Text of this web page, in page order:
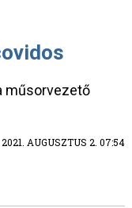
műsorvezető
2021. AUGUSZTUS 2. 07:54